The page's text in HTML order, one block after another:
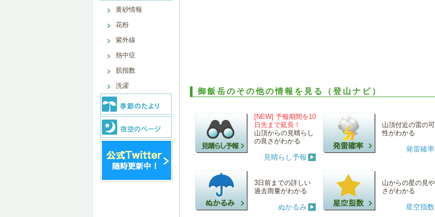
黄砂情報
花粉
紫外線
熱中症
肌指数
洗濯
御飯岳のその他の情報を見る（登山ナビ）
[NEW] 予報期間を10
日先まで延長！
山頂からの見晴らし
の良さがわかる
見晴らし予報
山頂付近の雷の
性がわかる
発雷確率
3日前までの詳しい
過去雨量がわかる
ぬかるみ
山からの星の見
さがわかる
星空指数